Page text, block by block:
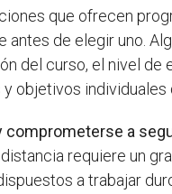
que ofrecen
de elegir uno.
del curso, el nivel de
objetivos individuales
comprometerse a
requiere un
a trabajar